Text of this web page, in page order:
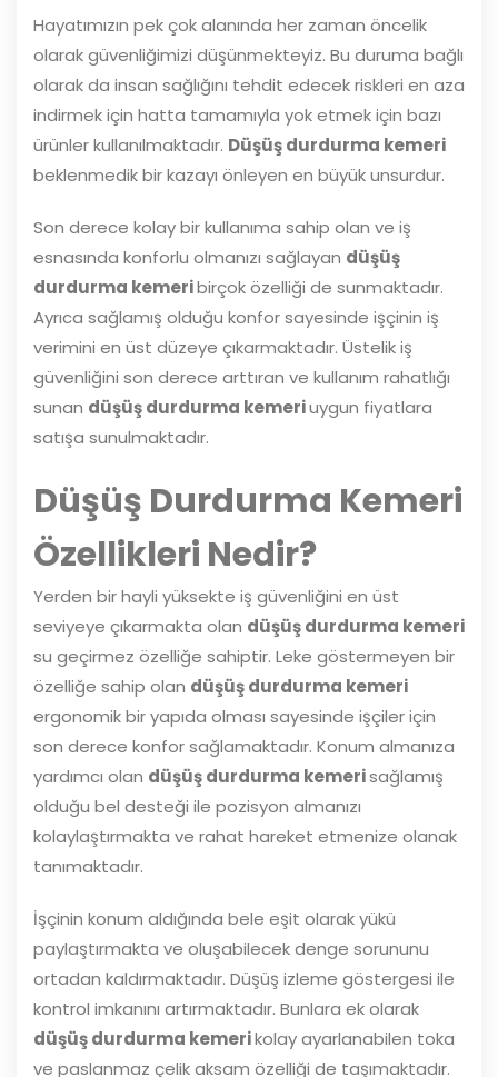
Hayatımızın pek çok alanında her zaman öncelik
olarak güvenliğimizi düşünmekteyiz. Bu duruma bağlı
olarak da insan sağlığını tehdit edecek riskleri en aza
indirmek için hatta tamamıyla yok etmek için bazı
ürünler kullanılmaktadır. Düşüş durdurma kemeri
beklenmedik bir kazayı önleyen en büyük unsurdur.
Son derece kolay bir kullanıma sahip olan ve iş
esnasında konforlu olmanızı sağlayan düşüş
durdurma kemeribirçok özelliği de sunmaktadır.
Ayrıca sağlamış olduğu konfor sayesinde işçinin iş
verimini en üst düzeye çıkarmaktadır. Üstelik iş
güvenliğini son derece arttıran ve kullanım rahatlığı
sunan düşüş durdurma kemeriuygun fiyatlara
satışa sunulmaktadır.
Düşüş Durdurma Kemeri
Özellikleri Nedir?
Yerden bir hayli yüksekte iş güvenliğini en üst
seviyeye çıkarmakta olan düşüş durdurma kemeri
su geçirmez özelliğe sahiptir. Leke göstermeyen bir
özelliğe sahip olan düşüş durdurma kemeri
ergonomik bir yapıda olması sayesinde işçiler için
son derece konfor sağlamaktadır. Konum almanıza
yardımcı olan düşüş durdurma kemerisağlamış
olduğu bel desteği ile pozisyon almanızı
kolaylaştırmakta ve rahat hareket etmenize olanak
tanımaktadır.
İşçinin konum aldığında bele eşit olarak yükü
paylaştırmakta ve oluşabilecek denge sorununu
ortadan kaldırmaktadır. Düşüş izleme göstergesi ile
kontrol imkanını artırmaktadır. Bunlara ek olarak
düşüş durdurma kemerikolay ayarlanabilen toka
ve paslanmaz çelik aksam özelliği de taşımaktadır.